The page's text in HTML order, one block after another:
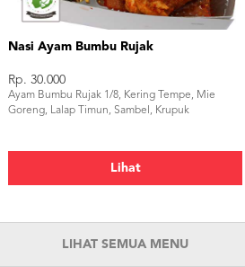
Nasi Ayam Bumbu Rujak
Rp. 30.000
Ayam Bumbu Rujak 1/8, Kering Tempe, Mie
Goreng, Lalap Timun, Sambel, Krupuk
Lihat
LIHAT SEMUA MENU